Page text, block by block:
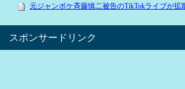
スポンサードリンク